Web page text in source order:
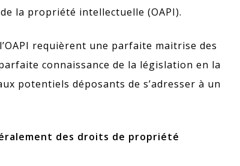
la propriété intellectuelle (OAPI).
requièrent une parfaite maitrise des
connaissance de la législation en la
potentiels déposants de s’adresser à un
des droits de propriété